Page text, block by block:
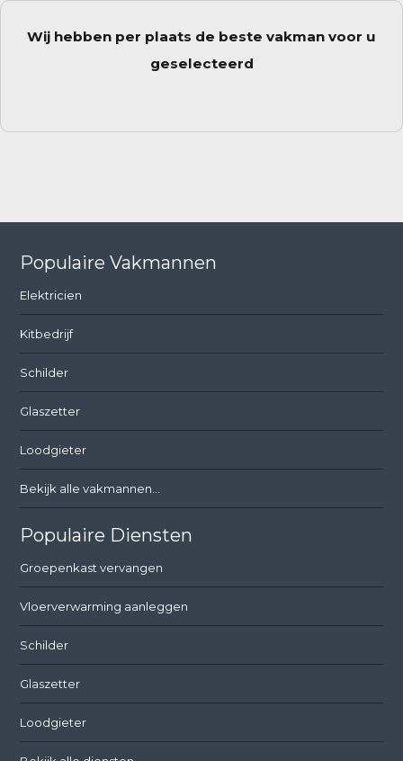
Wij hebben per plaats de beste vakman voor u
geselecteerd
Populaire Vakmannen
Elektricien
Kitbedrijf
Schilder
Glaszetter
Loodgieter
Bekijk alle vakmannen...
Populaire Diensten
Groepenkast vervangen
Vloerverwarming aanleggen
Schilder
Glaszetter
Loodgieter